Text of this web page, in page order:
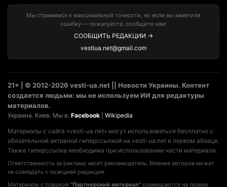
Мы стремимся к максимальной точности, но если вы заметили
ошибку — пожалуйста, сообщите нам:
СООБЩИТЬ РЕДАКЦИИ →
vestiua.net@gmail.com
21+ | © 2012-2026 vesti-ua.net || Новости Украины. Контент
создается людьми: мы не используем ИИ для редактуры
материалов.
Украина. Киев. Мы в: Facebook Wikipedia
Материалы с сайта «vesti-ua.net» могут использоваться бесплатно с
обязательной активной гиперссылкой на vesti-ua.net в первом абзаце.
Также гиперссылка необходима при использовании части материала.
Ответственность за рекламу несет рекламодатель. Мнение авторов может
не совпадать с позицией редакции.
Материалы с плашкой "Партнерский материал" размещаются на правах